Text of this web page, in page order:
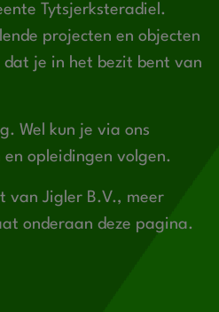
Tytsjerksteradiel.
projecten en objecten
je in het bezit bent van
Wel kun je via ons
en opleidingen volgen.
van Jigler B.V., meer
onderaan deze pagina.